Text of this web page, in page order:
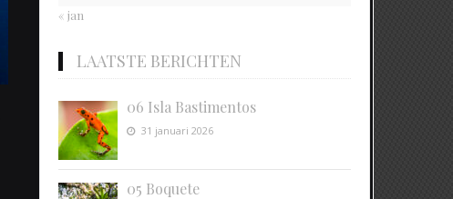
« jan
LAATSTE BERICHTEN
06 Isla Bastimentos
31 januari 2026
05 Boquete